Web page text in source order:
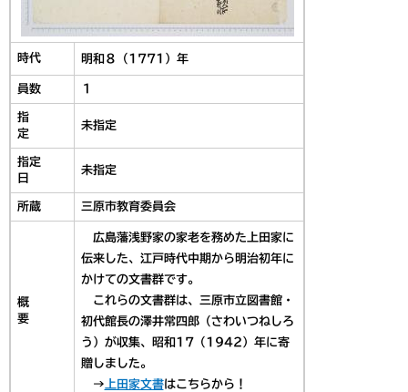
時代 明和８（1771）年
員数 １
指
定
未指定
指定
日
未指定
所蔵 三原市教育委員会
概
要
広島藩浅野家の家老を務めた上田家に
伝来した、江戸時代中期から明治初年に
かけての文書群です。
これらの文書群は、三原市立図書館・
初代館長の澤井常四郎（さわいつねしろ
う）が収集、昭和17（1942）年に寄
贈しました。
→ 上田家文書はこちらから！